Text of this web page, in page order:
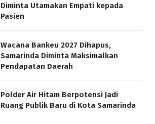
Diminta Utamakan Empati kepada
Pasien
Wacana Bankeu 2027 Dihapus,
Samarinda Diminta Maksimalkan
Pendapatan Daerah
Polder Air Hitam Berpotensi Jadi
Ruang Publik Baru di Kota Samarinda